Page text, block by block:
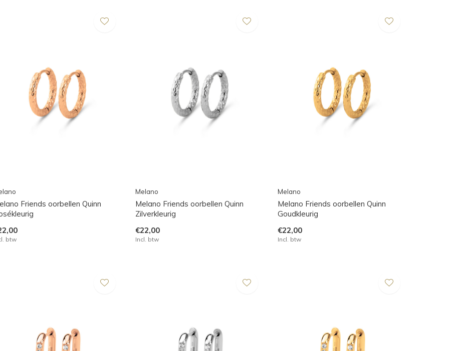
Friends oorbellen Quinn
btw
Melano
Melano Friends oorbellen Quinn
Zilverkleurig
€22,00
Incl. btw
Melano
Melano Friends oorbellen Quinn
Goudkleurig
€22,00
Incl. btw